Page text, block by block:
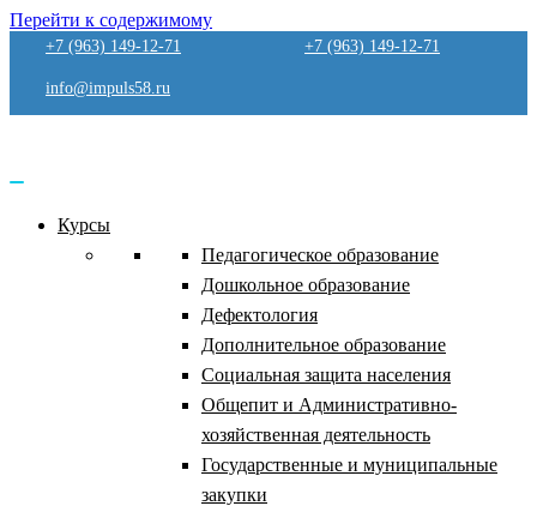
Перейти к содержимому
+7 (963) 149-12-71 +7 (963) 149-12-71
info@impuls58.ru
Курсы
Педагогическое образование
Дошкольное образование
Дефектология
Дополнительное образование
Социальная защита населения
Общепит и Административно-
хозяйственная деятельность
Государственные и муниципальные
закупки